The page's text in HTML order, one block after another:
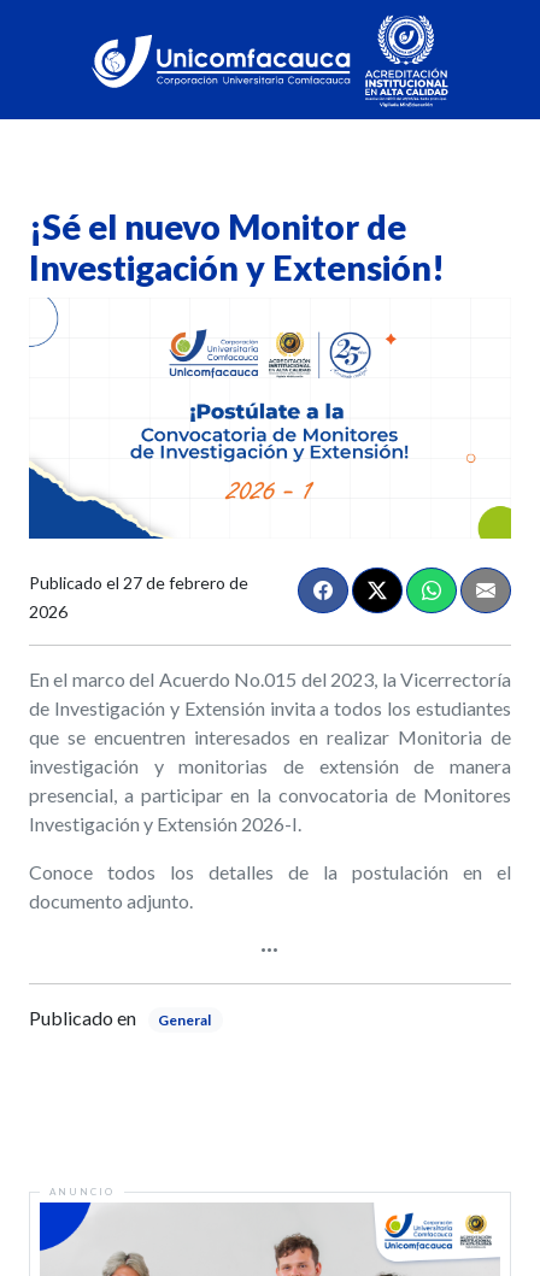
¡Sé el nuevo Monitor de
Investigación y Extensión!
Publicado el 27 de febrero de
2026
En el marco del Acuerdo No.015 del 2023, la Vicerrectoría
de Investigación y Extensión invita a todos los estudiantes
que se encuentren interesados en realizar Monitoria de
investigación y monitorias de extensión de manera
presencial, a participar en la convocatoria de Monitores
Investigación y Extensión 2026-I.
Conoce todos los detalles de la postulación en el
documento adjunto.
Publicado en General